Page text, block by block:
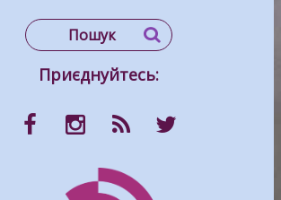
Приєднуйтесь: